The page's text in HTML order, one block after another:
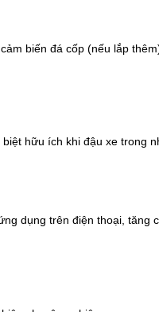
biến đá cốp (nếu lắp
hữu ích khi đậu xe trong
dụng trên điện thoại, tăng